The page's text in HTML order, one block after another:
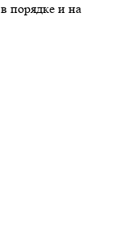
в порядке и на